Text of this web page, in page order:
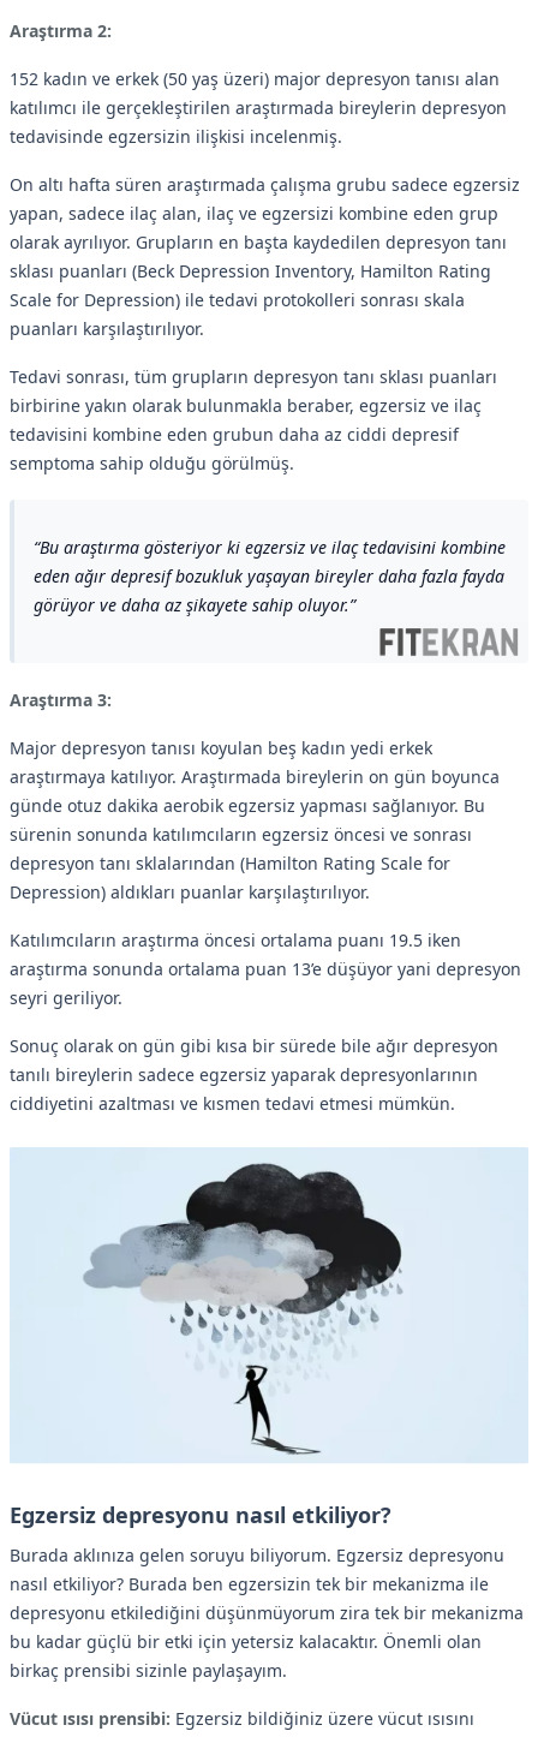
Araştırma 2:
152 kadın ve erkek (50 yaş üzeri) major depresyon tanısı alan
katılımcı ile gerçekleştirilen araştırmada bireylerin depresyon
tedavisinde egzersizin ilişkisi incelenmiş.
On altı hafta süren araştırmada çalışma grubu sadece egzersiz
yapan, sadece ilaç alan, ilaç ve egzersizi kombine eden grup
olarak ayrılıyor. Grupların en başta kaydedilen depresyon tanı
sklası puanları (Beck Depression Inventory, Hamilton Rating
Scale for Depression) ile tedavi protokolleri sonrası skala
puanları karşılaştırılıyor.
Tedavi sonrası, tüm grupların depresyon tanı sklası puanları
birbirine yakın olarak bulunmakla beraber, egzersiz ve ilaç
tedavisini kombine eden grubun daha az ciddi depresif
semptoma sahip olduğu görülmüş.
Bu araştırma gösteriyor ki egzersiz ve ilaç tedavisini kombine
eden ağır depresif bozukluk yaşayan bireyler daha fazla fayda
görüyor ve daha az şikayete sahip oluyor.
Araştırma 3:
Major depresyon tanısı koyulan beş kadın yedi erkek
araştırmaya katılıyor. Araştırmada bireylerin on gün boyunca
günde otuz dakika aerobik egzersiz yapması sağlanıyor. Bu
sürenin sonunda katılımcıların egzersiz öncesi ve sonrası
depresyon tanı sklalarından (Hamilton Rating Scale for
Depression) aldıkları puanlar karşılaştırılıyor.
Katılımcıların araştırma öncesi ortalama puanı 19.5 iken
araştırma sonunda ortalama puan 13’e düşüyor yani depresyon
seyri geriliyor.
Sonuç olarak on gün gibi kısa bir sürede bile ağır depresyon
tanılı bireylerin sadece egzersiz yaparak depresyonlarının
ciddiyetini azaltması ve kısmen tedavi etmesi mümkün.
Egzersiz depresyonu nasıl etkiliyor?
Burada aklınıza gelen soruyu biliyorum. Egzersiz depresyonu
nasıl etkiliyor? Burada ben egzersizin tek bir mekanizma ile
depresyonu etkilediğini düşünmüyorum zira tek bir mekanizma
bu kadar güçlü bir etki için yetersiz kalacaktır. Önemli olan
birkaç prensibi sizinle paylaşayım.
Vücut ısısı prensibi: Egzersiz bildiğiniz üzere vücut ısısını